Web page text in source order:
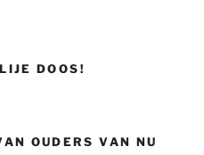
DOOS!
OUDERS VAN NU